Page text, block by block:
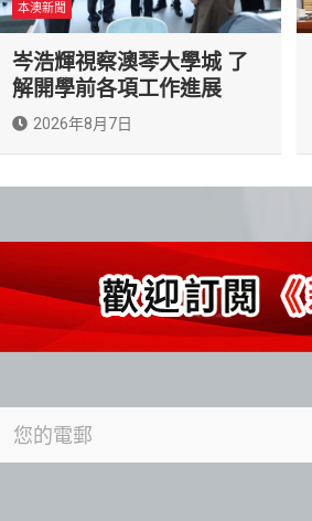
本澳新聞
岑浩輝視察澳琴大學城 了
解開學前各項工作進展
2026年8月7日